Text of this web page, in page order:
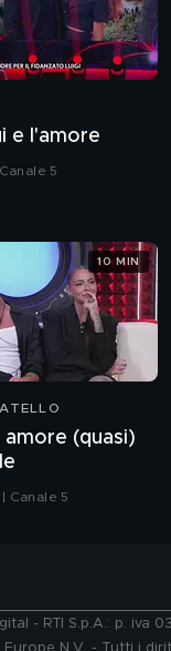
e l'amore
5
amore (quasi)
Canale 5
10 MIN
- RTI S.p.A.: p. iva